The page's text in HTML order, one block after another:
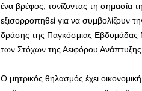
ένα βρέφος, τονίζοντας τη σημασία
εξισορροπηθεί για να συμβολίζουν
δράσης της Παγκόσμιας Εβδομάδας
των Στόχων της Αειφόρου
Ο μητρικός θηλασμός έχει